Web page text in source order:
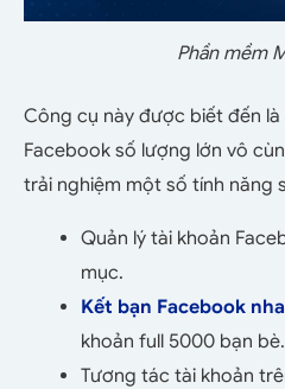
Phần mềm
Công cụ này được biết đến
Facebook số lượng lớn vô
trải nghiệm một số tính năng
Quản lý tài khoản
mục.
Kết bạn Facebook
khoản full 5000 bạn bè.
Tương tác tài khoản